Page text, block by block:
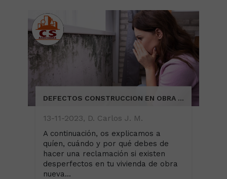
DEFECTOS CONSTRUCCION EN OBRA NUEVA, COMPRADA A PROMOTOR
13-11-2023, D. Carlos J. M.
A continuación, os explicamos a
quíen, cuándo y por qué debes de
hacer una reclamación si existen
desperfectos en tu vivienda de obra
nueva...